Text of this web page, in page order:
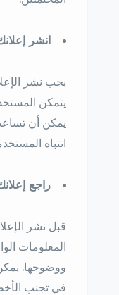
انشر
يجب نشر
يتمكن
يمكن أن
انتباه
راجع
قبل نشر
المعلومات
ووضوحها.
في تجنب